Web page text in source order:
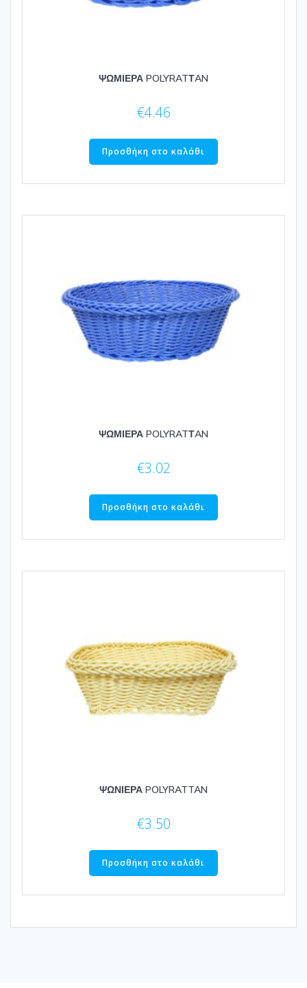
ΨΩΜΙΕΡΑ POLYRATΤAN
€4.46
Προσθήκη στο καλάθι
ΨΩΜΙΕΡΑ POLYRATΤAN
€3.02
Προσθήκη στο καλάθι
ΨΩΝΙΕΡΑ POLYRATTAN
€3.50
Προσθήκη στο καλάθι